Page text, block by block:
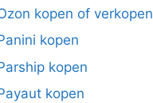
kopen of verkopen
kopen
kopen
kopen